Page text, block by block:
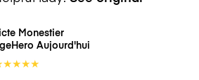
Monestier
Aujourd'hui
★★★★